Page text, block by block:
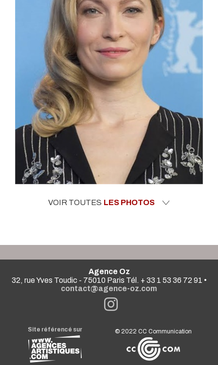
VOIR TOUTES LES PHOTOS
Agence Oz
32, rue Yves Toudic - 75010 Paris Tél. + 33 1 53 36 72 91 •
contact@agence-oz.com
Site référencé sur © 2022CC Communication